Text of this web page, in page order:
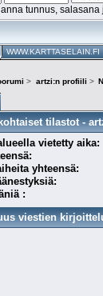
tunnus, salasana
WWW.KARTTASELAIN.FI
> artzi:n profiili >
tilastot -
vietetty aika:
yhteensä:
:
viestien